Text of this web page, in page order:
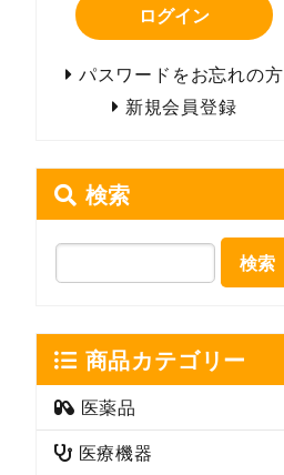
ログイン
パスワードをお忘れの方
新規会員登録
検索
検索
商品カテゴリー
医薬品
医療機器